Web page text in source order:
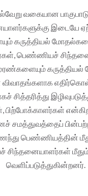
வகையான
இடையே
கருத்தியல்
பெண்ணியச்
சித்தரித்து
என்கிற
சமத்துவத்தைப்
பெண்ணியத்தின்
சிந்தனையாளர்கள்
வெளிப்படுத்துகின்றனர்.